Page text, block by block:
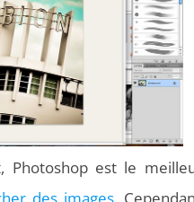
Photoshop est le